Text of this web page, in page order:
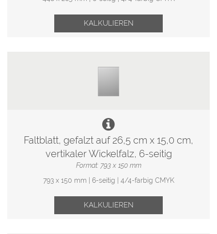
KALKULIEREN
Faltblatt, gefalzt auf 26,5 cm x 15,0 cm,
vertikaler Wickelfalz, 6-seitig
Format: 793 x 150 mm
793 x 150 mm | 6-seitig | 4/4-farbig CMYK
KALKULIEREN